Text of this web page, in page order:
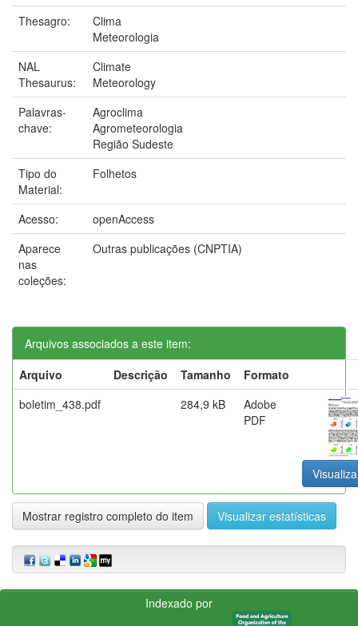
Thesagro:
Clima
Meteorologia
NAL
Thesaurus:
Climate
Meteorology
Palavras-
chave:
Agroclima
Agrometeorologia
Região Sudeste
Tipo do
Material:
Folhetos
Acesso:
openAccess
Aparece
nas
coleções:
Outras publicações (CNPTIA)
Arquivos associados a este item:
Arquivo
Descrição Tamanho
Formato
boletim_438.pdf
284,9 kB
Adobe
PDF
Mostrar registro completo do item Visualizar estatísticas
Indexado por